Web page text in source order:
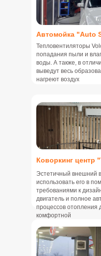
Автомойка "Auto
Тепловентиляторы
попадания пыли и
воды. А также, в
выведут весь
нагреют воздух
Коворкинг центр
Эстетичный внешний
использовать его в
требованиями к
двигатель и полное
процессов отопления
комфортной